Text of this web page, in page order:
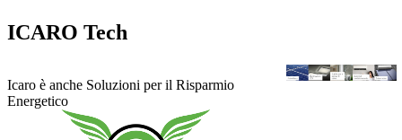
ICARO Tech
Icaro è anche Soluzioni per il Risparmio
Energetico